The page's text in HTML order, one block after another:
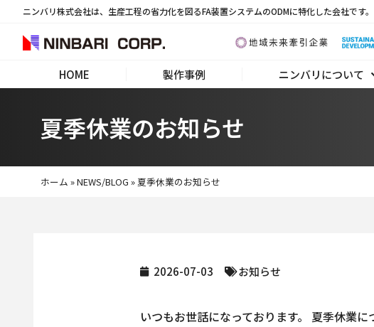
ニンバリ株式会社は、生産工程の省力化を図るFA装置システムのODMに特化した会社です
HOME 製作事例 ニンバリについて
夏季休業のお知らせ
ホーム »NEWS/BLOG » 夏季休業のお知らせ
2026-07-03 お知らせ
いつもお世話になっております。 夏季休業に